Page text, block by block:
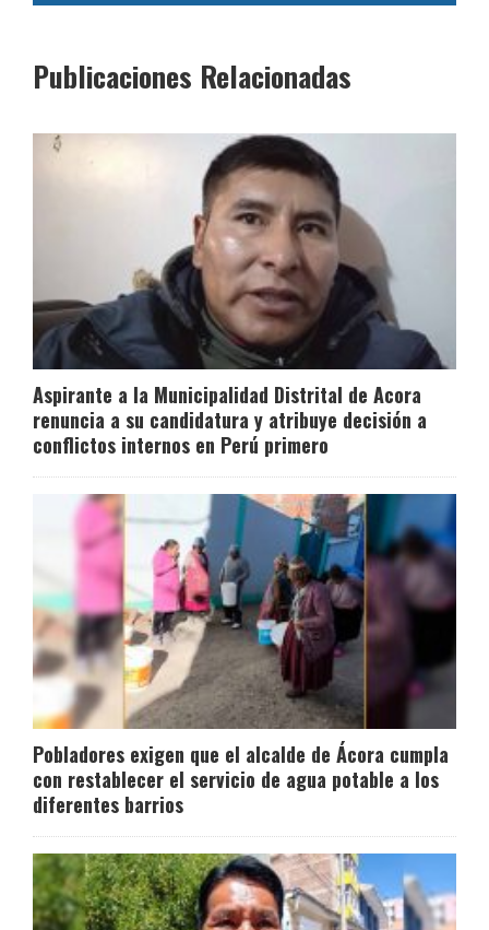
Publicaciones Relacionadas
Aspirante a la Municipalidad Distrital de Acora
renuncia a su candidatura y atribuye decisión a
conflictos internos en Perú primero
Pobladores exigen que el alcalde de Ácora cumpla
con restablecer el servicio de agua potable a los
diferentes barrios